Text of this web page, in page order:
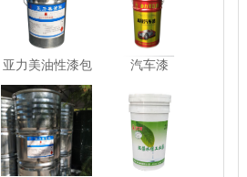
亚力美油性漆包
装桶
汽车漆